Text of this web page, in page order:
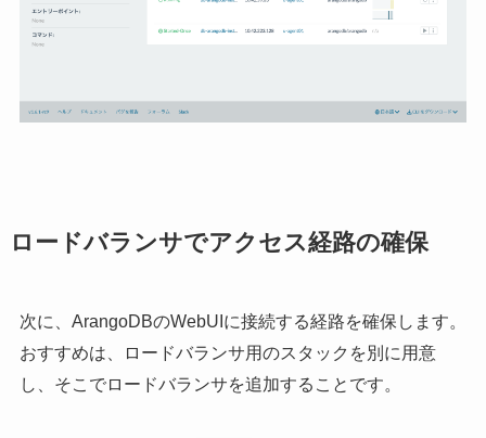
ロードバランサでアクセス経路の確保
次に、ArangoDBのWebUIに接続する経路を確保します。
おすすめは、ロードバランサ用のスタックを別に用意
し、そこでロードバランサを追加することです。